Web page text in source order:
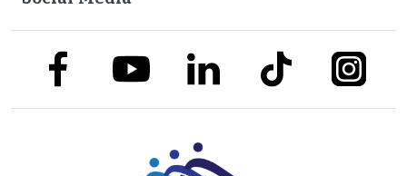
link to facebooklink to youtubelink to linkedinlink to tiktok